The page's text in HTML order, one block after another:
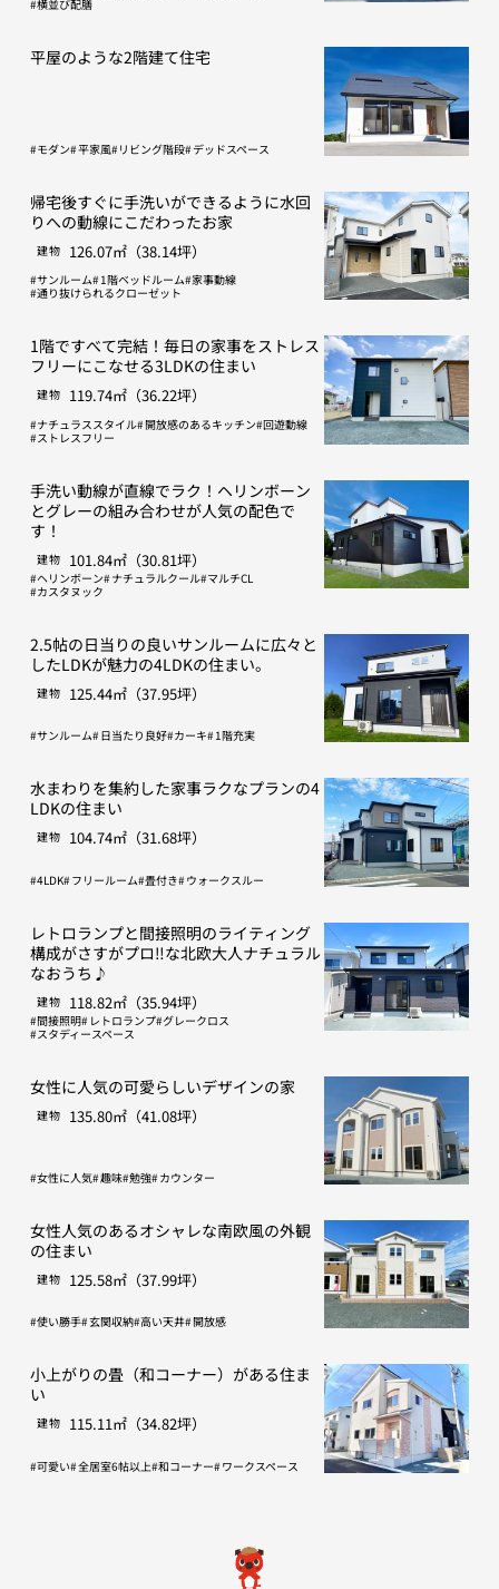
横並び配膳
平屋のような2階建て住宅
モダン 平家風 リビング階段 デッドスペース
帰宅後すぐに手洗いができるように水回
りへの動線にこだわったお家
建物 126.07㎡（38.14坪）
サンルーム 1階ベッドルーム 家事動線
通り抜けられるクローゼット
1階ですべて完結！毎日の家事をストレス
フリーにこなせる3LDKの住まい
建物 119.74㎡（36.22坪）
ナチュラススタイル 開放感のあるキッチン 回遊動線
ストレスフリー
手洗い動線が直線でラク！ヘリンボーン
とグレーの組み合わせが人気の配色で
す！
建物 101.84㎡（30.81坪）
ヘリンボーン ナチュラルクール マルチCL
カスタヌック
2.5帖の日当りの良いサンルームに広々と
したLDKが魅力の4LDKの住まい。
建物 125.44㎡（37.95坪）
サンルーム 日当たり良好 カーキ 1階充実
水まわりを集約した家事ラクなプランの4
LDKの住まい
建物 104.74㎡（31.68坪）
4LDK フリールーム 畳付き ウォークスルー
レトロランプと間接照明のライティング
構成がさすがプロ‼な北欧大人ナチュラル
なおうち♪
建物 118.82㎡（35.94坪）
間接照明 レトロランプ グレークロス
スタディースペース
女性に人気の可愛らしいデザインの家
建物 135.80㎡（41.08坪）
女性に人気 趣味 勉強 カウンター
女性人気のあるオシャレな南欧風の外観
の住まい
建物 125.58㎡（37.99坪）
使い勝手 玄関収納 高い天井 開放感
小上がりの畳（和コーナー）がある住ま
い
建物 115.11㎡（34.82坪）
可愛い 全居室6帖以上 和コーナー ワークスペース